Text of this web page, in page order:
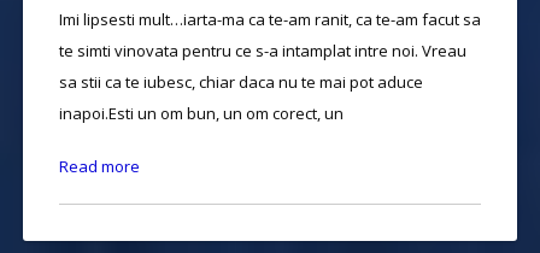
Imi lipsesti mult…iarta-ma ca te-am ranit, ca te-am facut sa
te simti vinovata pentru ce s-a intamplat intre noi. Vreau
sa stii ca te iubesc, chiar daca nu te mai pot aduce
inapoi.Esti un om bun, un om corect, un
Read more